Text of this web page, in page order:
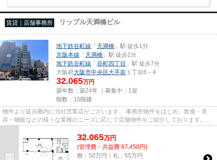
賃貸｜店舗事務所 リップル天満橋ビル
地下鉄谷町線 「天満橋 」駅 徒歩1分
京阪本線 「天満橋 」駅 徒歩1分
地下鉄谷町線 「谷町四丁目 」駅 徒歩7分
大阪府大阪市中央区大手前 １丁目6－4
32.065万円
築年数：築24年 ｜募集中： 1室
階数：10階建
物件より徒歩圏内に当社営業店がございます。 事務所物件をはじめ、飲食・美
容・物販などの様々な業種のニーズに応じて店舗物件をご紹介しております。
尚、弊社ではおとり広告は一切...
32.065万円
(管理費・共益費 87,450円)
敷：50万円｜礼：55万円